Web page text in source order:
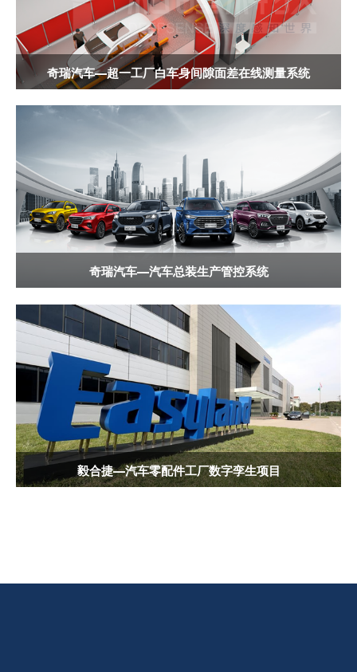
奇瑞汽车—超一工厂白车身间隙面差在线测量系统
奇瑞汽车—汽车总装生产管控系统
毅合捷—汽车零配件工厂数字孪生项目